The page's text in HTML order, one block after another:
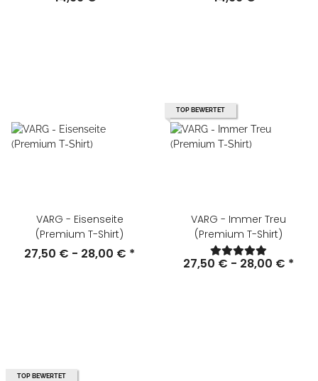
VARG - Eisenseite
(Premium T-Shirt)
27,50 € - 28,00 € *
TOP BEWERTET
VARG - Immer Treu
(Premium T-Shirt)
27,50 € - 28,00 € *
TOP BEWERTET